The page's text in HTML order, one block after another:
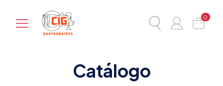
0
Catálogo